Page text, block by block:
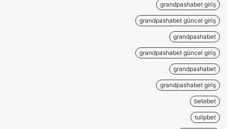
grandpashabet giriş
grandpashabet güncel giriş
grandpashabet
grandpashabet güncel giriş
grandpashabet
grandpashabet giriş
betebet
tulipbet